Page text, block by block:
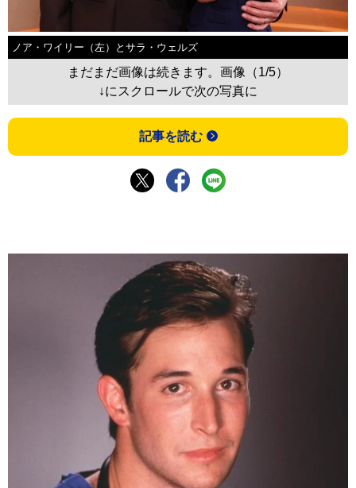
ノア・ワイリー（左）とサラ・ウェルズ
まだまだ画像は続きます。画像（1/5）
↓にスクロールで次の写真に
記事を読む